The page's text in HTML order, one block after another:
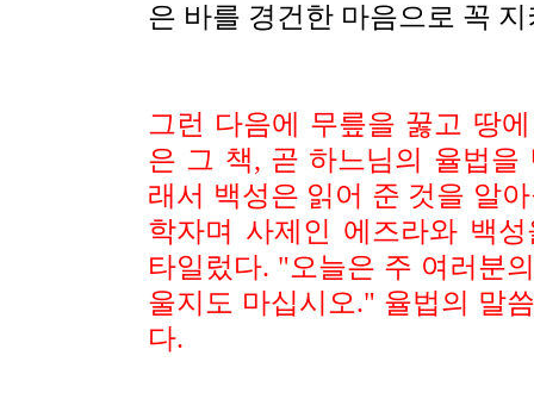
은 바를 경건한 마음으로 꼭
그런 다음에 무릎을 꿇고 땅
은 그 책, 곧 하느님의 율법을
래서 백성은 읽어 준 것을 알
학자며 사제인 에즈라와 백
타일렀다. "오늘은 주 여러분
울지도 마십시오." 율법의 말
다.